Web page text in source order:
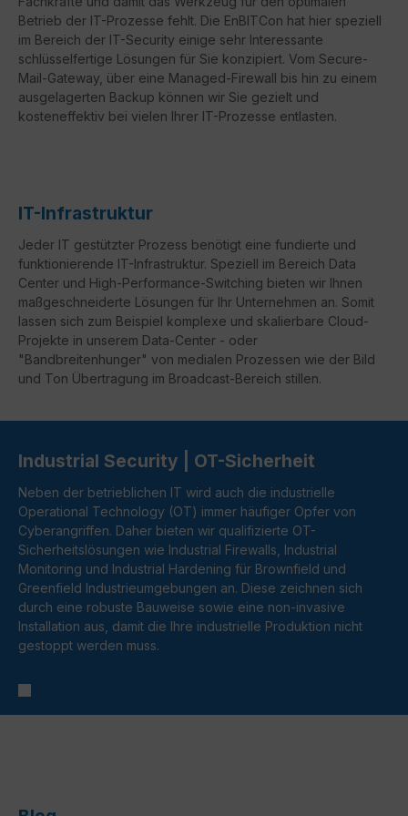
Betrieb der IT-Prozesse fehlt. Die EnBITCon hat hier speziell
im Bereich der IT-Security einige sehr Interessante
schlüsselfertige Lösungen für Sie konzipiert. Vom Secure-
Mail-Gateway, über eine Managed-Firewall bis hin zu einem
ausgelagerten Backup können wir Sie gezielt und
kosteneffektiv bei vielen Ihrer IT-Prozesse entlasten.
IT-Infrastruktur
Jeder IT gestützter Prozess benötigt eine fundierte und
funktionierende IT-Infrastruktur. Speziell im Bereich Data
Center und High-Performance-Switching bieten wir Ihnen
maßgeschneiderte Lösungen für Ihr Unternehmen an. Somit
lassen sich zum Beispiel komplexe und skalierbare Cloud-
Projekte in unserem Data-Center - oder
"Bandbreitenhunger" von medialen Prozessen wie der Bild
und Ton Übertragung im Broadcast-Bereich stillen.
Industrial Security | OT-Sicherheit
Neben der betrieblichen IT wird auch die industrielle
Operational Technology (OT) immer häufiger Opfer von
Cyberangriffen. Daher bieten wir qualifizierte OT-
Sicherheitslösungen wie Industrial Firewalls, Industrial
Monitoring und Industrial Hardening für Brownfield und
Greenfield Industrieumgebungen an. Diese zeichnen sich
durch eine robuste Bauweise sowie eine non-invasive
Installation aus, damit die Ihre industrielle Produktion nicht
gestoppt werden muss.